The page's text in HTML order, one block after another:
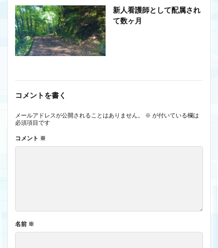
新人看護師として配属され
て数ヶ月
コメントを書く
メールアドレスが公開されることはありません。 ※ が付いている欄は
必須項目です
コメント ※
名前 ※